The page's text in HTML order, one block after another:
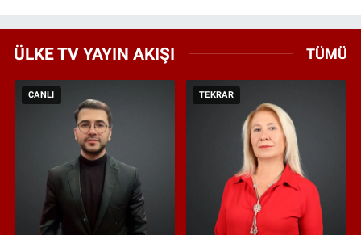
ÜLKE TV YAYIN AKIŞI TÜMÜ
CANLI TEKRAR